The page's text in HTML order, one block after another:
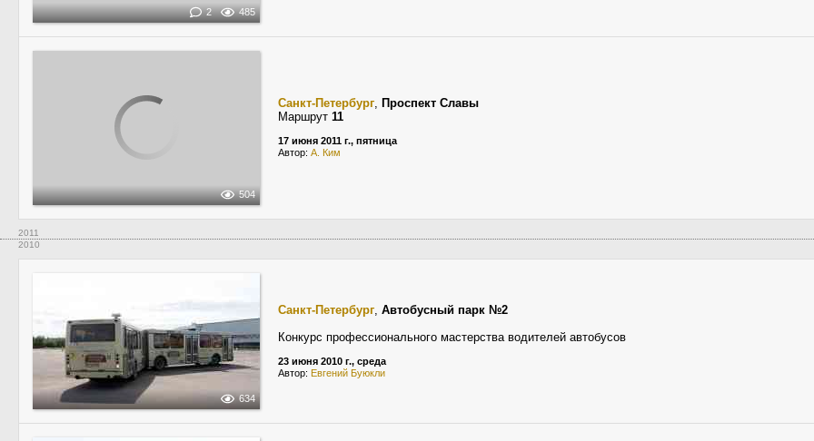
2 485
504
Санкт-Петербург, Проспект Славы
Маршрут 11
17 июня 2011 г., пятница
Автор: А. Ким
2011
2010
634
Санкт-Петербург, Автобусный парк №2
Конкурс профессионального мастерства водителей автобусов
23 июня 2010 г., среда
Автор: Евгений Буюкли